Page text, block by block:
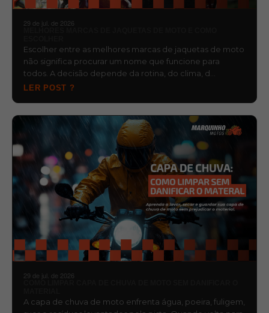
29 de jul. de 2026
Escolher entre as melhores marcas de jaquetas de moto
não significa procurar um nome que funcione para
todos. A decisão depende da rotina, do clima, d…
LER POST ?
29 de jul. de 2026
A capa de chuva de moto enfrenta água, poeira, fuligem,